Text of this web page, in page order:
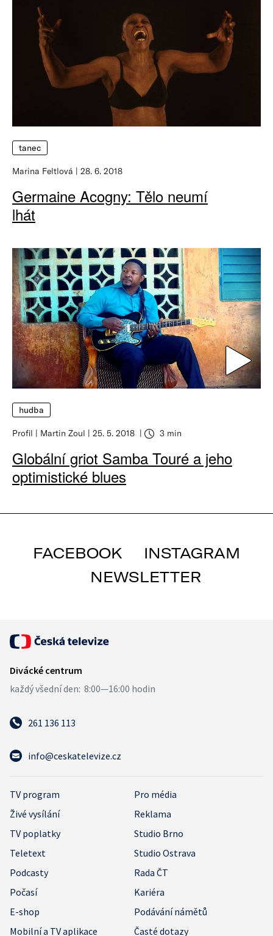
tanec
Marina Feltlová 28. 6. 2018
Germaine Acogny: Tělo neumí
lhát
hudba
Profil Martin Zoul 25. 5. 2018 3 min
Globální griot Samba Touré a jeho
optimistické blues
FACEBOOK
INSTAGRAM
NEWSLETTER
261 136 113
info@ceskatelevize.cz
TV program
Pro média
Živé vysílání
Reklama
TV poplatky
Studio Brno
Teletext
Studio Ostrava
Podcasty
Rada ČT
Počasí
Kariéra
E-shop
Podávání námětů
Mobilní a TV aplikace
Časté dotazy